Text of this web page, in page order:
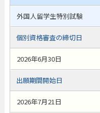
外国人留学生特別試験
個別資格審査の締切日
2026年6月30日
出願期間開始日
2026年7月21日